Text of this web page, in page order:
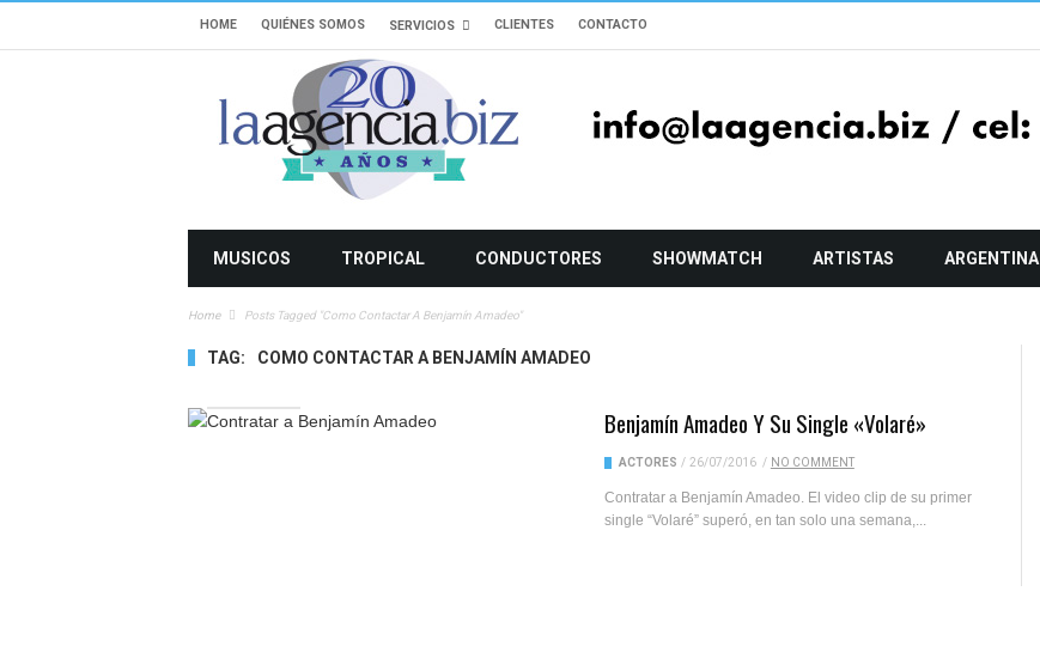
HOME QUIÉNES SOMOS SERVICIOS CLIENTES CONTACTO
MUSICOS TROPICAL CONDUCTORES SHOWMATCH ARTISTAS ARGENTINA
Home Posts Tagged "como Contactar A Benjamín Amadeo"
TAG: COMO CONTACTAR A BENJAMÍN AMADEO
Benjamín Amadeo Y Su Single «Volaré»
ACTORES / 26/07/2016 / NO COMMENT
Contratar a Benjamín Amadeo. El video clip de su primer
single “Volaré” superó, en tan solo una semana,...